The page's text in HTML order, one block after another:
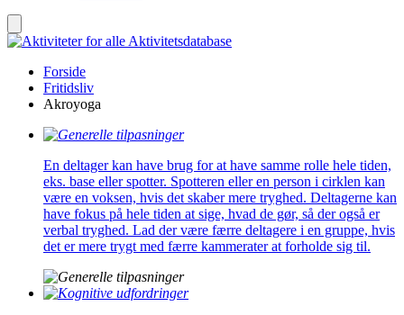
Aktivitetsdatabase
Forside
Fritidsliv
Akroyoga
En deltager kan have brug for at have samme rolle hele tiden,
eks. base eller spotter. Spotteren eller en person i cirklen kan
være en voksen, hvis det skaber mere tryghed. Deltagerne kan
have fokus på hele tiden at sige, hvad de gør, så der også er
verbal tryghed. Lad der være færre deltagere i en gruppe, hvis
det er mere trygt med færre kammerater at forholde sig til.